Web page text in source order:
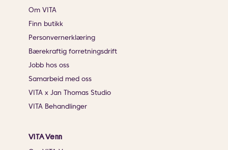
Om VITA
Finn butikk
Personvernerklæring
Bærekraftig forretningsdrift
Jobb hos oss
Samarbeid med oss
VITA x Jan Thomas Studio
VITA Behandlinger
VITA Venn